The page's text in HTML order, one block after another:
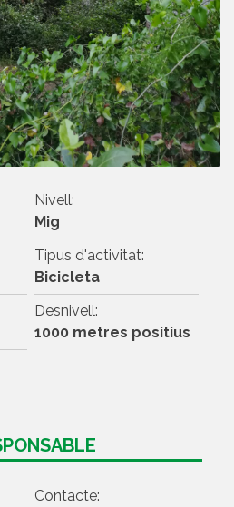
Nivell:
Mig
Tipus d'activitat:
Bicicleta
Desnivell:
1000 metres positius
Contacte: